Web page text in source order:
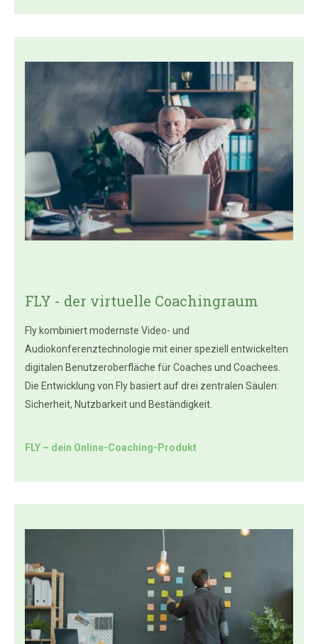
FLY - der virtuelle Coachingraum
Fly kombiniert modernste Video- und
Audiokonferenztechnologie mit einer speziell entwickelten
digitalen Benutzeroberfläche für Coaches und Coachees.
Die Entwicklung von Fly basiert auf drei zentralen Säulen:
Sicherheit, Nutzbarkeit und Beständigkeit.
FLY – dein Online-Coaching-Produkt